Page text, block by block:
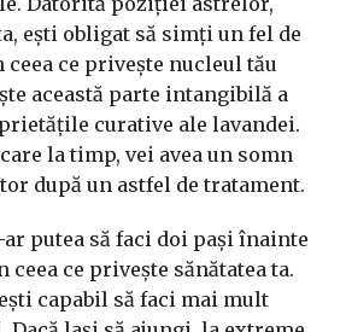
ești obligat să simți un fel de
ce privește nucleul tău
această parte intangibilă a
curative ale lavandei.
la timp, vei avea un somn
după un astfel de tratament.
ar putea să faci doi pași înainte
ce privește sănătatea ta.
capabil să faci mai mult